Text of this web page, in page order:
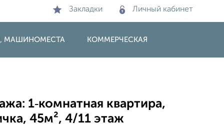
Закладки Личный кабинет
МАШИНОМЕСТА КОММЕРЧЕСКАЯ
1‑комнатная квартира,
45м², 4/11 этаж